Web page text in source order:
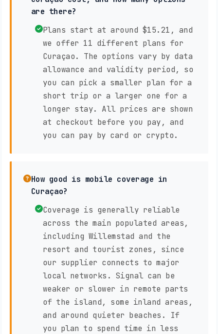
are there?
Plans start at around $15.21, and
we offer 11 different plans for
Curaçao. The options vary by data
allowance and validity period, so
you can pick a smaller plan for a
short trip or a larger one for a
longer stay. All prices are shown
at checkout before you pay, and
you can pay by card or crypto.
How good is mobile coverage in
Curaçao?
Coverage is generally reliable
across the main populated areas,
including Willemstad and the
resort and tourist zones, since
our supplier connects to major
local networks. Signal can be
weaker or slower in remote parts
of the island, some inland areas,
and around quieter beaches. If
you plan to spend time in less